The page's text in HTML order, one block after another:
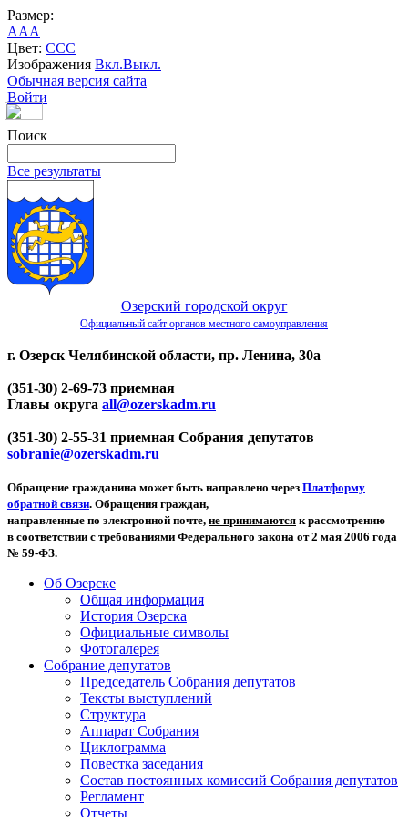
Размер:
AAA
Цвет: CCC
Изображения Вкл.Выкл.
Обычная версия сайта
Войти
Поиск
Все результаты
Озерский городской округ
Официальный сайт органов местного самоуправления
г. Озерск Челябинской области, пр. Ленина, 30а
(351-30) 2-69-73 приемная
Главы округа all@ozerskadm.ru
(351-30) 2-55-31 приемная Собрания депутатов
sobranie@ozerskadm.ru
Обращение гражданина может быть направлено через Платформу
обратной связи. Обращения граждан,
направленные по электронной почте, не принимаются к рассмотрению
в соответствии с требованиями Федерального закона от 2 мая 2006 года
№ 59-ФЗ.
Об Озерске
Общая информация
История Озерска
Официальные символы
Фотогалерея
Собрание депутатов
Председатель Собрания депутатов
Тексты выступлений
Структура
Аппарат Собрания
Циклограмма
Повестка заседания
Состав постоянных комиссий Собрания депутатов
Регламент
Отчеты